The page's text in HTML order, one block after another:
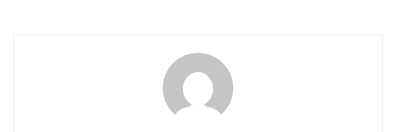
de La Gloria, perteneciente al municipio de